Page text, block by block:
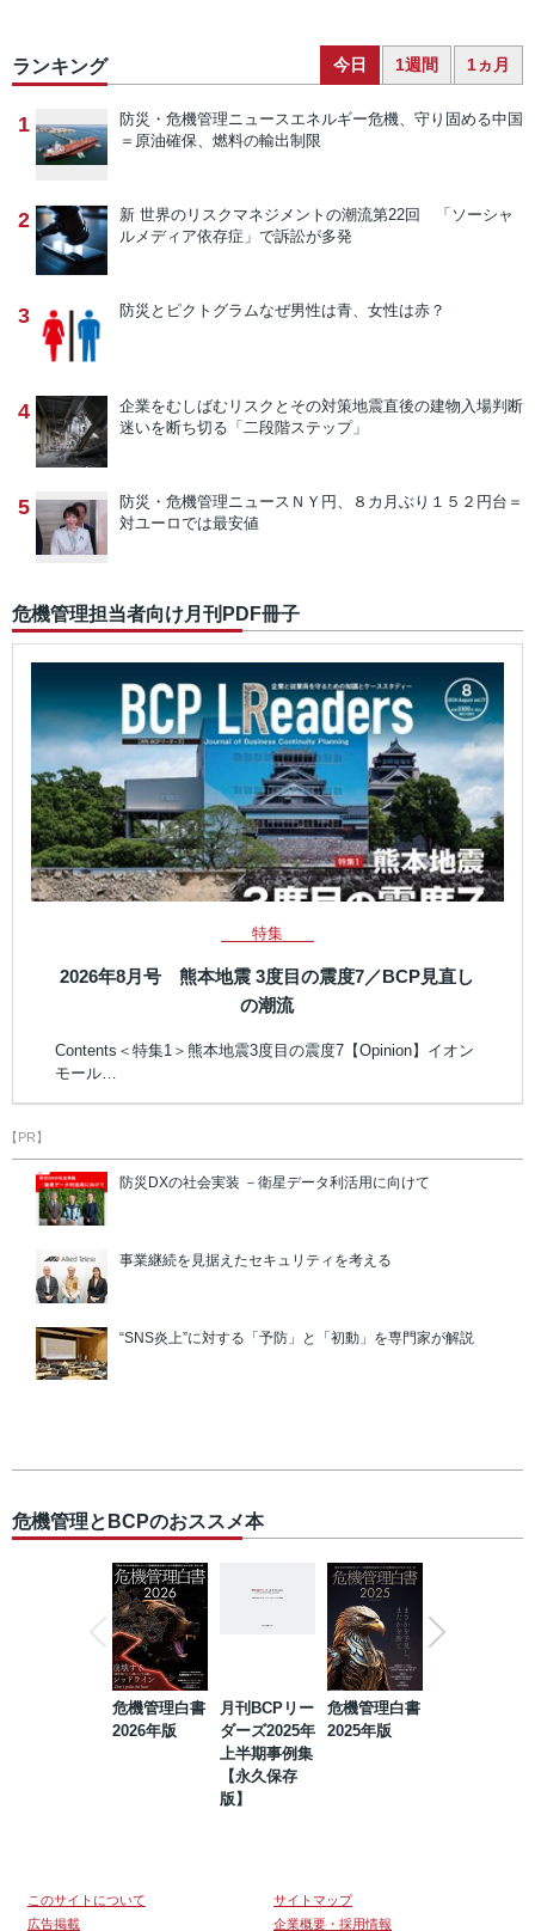
ランキング 今日 1週間 1ヵ月
1 防災・危機管理ニュースエネルギー危機、守り固める中国
＝原油確保、燃料の輸出制限
2 新 世界のリスクマネジメントの潮流第22回 「ソーシャ
ルメディア依存症」で訴訟が多発
3 防災とピクトグラムなぜ男性は青、女性は赤？
4 企業をむしばむリスクとその対策地震直後の建物入場判断
迷いを断ち切る「二段階ステップ」
5 防災・危機管理ニュース ＮＹ円、８カ月ぶり１５２円台＝
対ユーロでは最安値
危機管理担当者向け月刊PDF冊子
特集
2026年8月号 熊本地震 3度目の震度7／BCP見直し
の潮流
Contents＜特集1＞熊本地震3度目の震度7【Opinion】イオン
モール…
【PR】
防災DXの社会実装 －衛星データ利活用に向けて
事業継続を見据えたセキュリティを考える
“SNS炎上”に対する「予防」と「初動」を専門家が解説
危機管理とBCPのおススメ本
危機管理白書
2026年版
月刊BCPリー
ダーズ2025年
上半期事例集
【永久保存
版】
危機管理白書
2025年版
このサイトについて
サイトマップ
広告掲載
企業概要・採用情報